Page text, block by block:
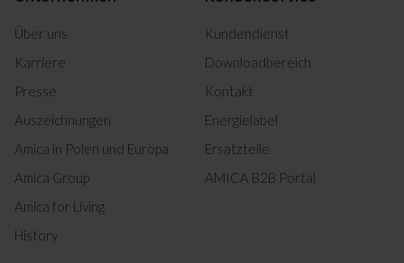
Product photo KGCR 384
Herunterladen
Alles herunterladen (19)
Markiertes herunterladen
Über uns
Karriere
Presse
Auszeichnungen
Amica in Polen und Europa
Amica Group
Amica for Living
History
Kundendienst
Downloadbereich
Kontakt
Energielabel
Ersatzteile
AMICA B2B Portal